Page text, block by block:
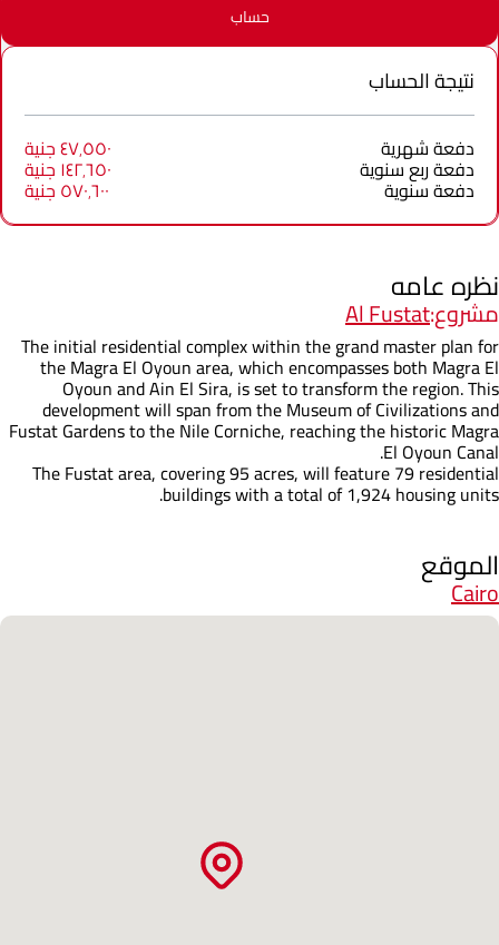
حساب
نتيجة الحساب
دفعة شهرية ٤٧٬٥٥٠ جنية
دفعة ربع سنوية ١٤٢٬٦٥٠ جنية
دفعة سنوية ٥٧٠٬٦٠٠ جنية
نظره عامه
مشروع:Al Fustat
The initial residential complex within the grand master plan for
the Magra El Oyoun area, which encompasses both Magra El
Oyoun and Ain El Sira, is set to transform the region. This
development will span from the Museum of Civilizations and
Fustat Gardens to the Nile Corniche, reaching the historic Magra
El Oyoun Canal.
The Fustat area, covering 95 acres, will feature 79 residential
buildings with a total of 1,924 housing units.
الموقع
Cairo